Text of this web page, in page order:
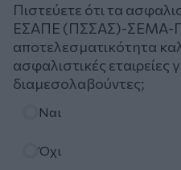
Πιστεύετε ότι τα
ΕΣΑΠΕ (ΠΣΣΑΣ)-ΣΕΜΑ-
αποτελεσματικότητα
ασφαλιστικές εταιρείες
διαμεσολαβούντες;
Ναι
Όχι